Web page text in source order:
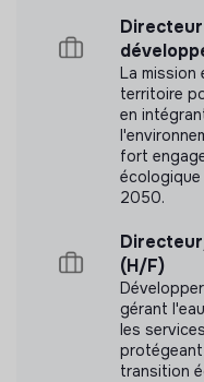
Découvrir
Labels et
Cette structure
communiquer les
pu obtenir.
Documents
La mission
territoire
en
fort
2050.
(H/F)
gérant
les
transition